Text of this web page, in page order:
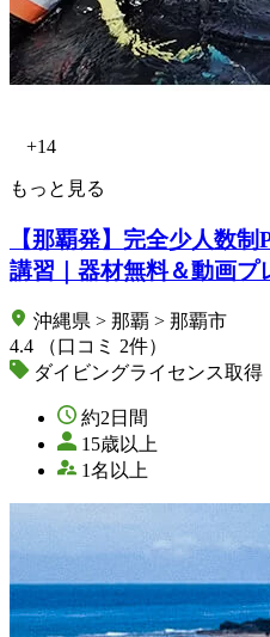
+14
もっと見る
【那覇発】完全少人数
講習｜器材無料＆動画プ
沖縄県 > 那覇 > 那覇市
4.4
（口コミ 2件）
ダイビングライセンス取得
約2日間
15歳以上
1名以上